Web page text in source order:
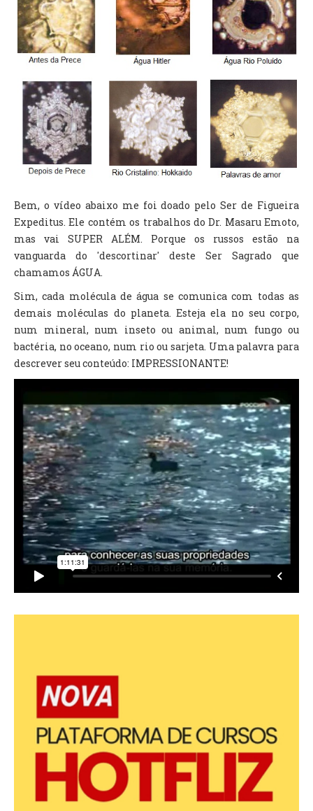
Bem, o vídeo abaixo me foi doado pelo Ser de Figueira
Expeditus. Ele contém os trabalhos do Dr. Masaru Emoto,
mas vai SUPER ALÉM. Porque os russos estão na
vanguarda do 'descortinar' deste Ser Sagrado que
chamamos ÁGUA.
Sim, cada molécula de água se comunica com todas as
demais moléculas do planeta. Esteja ela no seu corpo,
num mineral, num inseto ou animal, num fungo ou
bactéria, no oceano, num rio ou sarjeta. Uma palavra para
descrever seu conteúdo: IMPRESSIONANTE!